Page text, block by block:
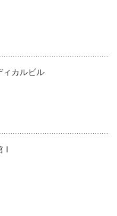
ィカルビル
Ⅰ